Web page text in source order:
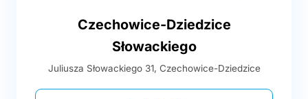
Czechowice-Dziedzice
Słowackiego
Juliusza Słowackiego 31, Czechowice-Dziedzice